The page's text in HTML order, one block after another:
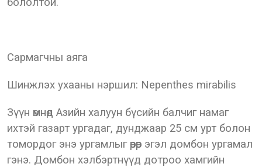
Сармагчны аяга
Шинжлэх ухааны нэршил: Nepenthes mirabilis
Зүүн өмнөд Азийн халуун бүсийн балчиг намаг
ихтэй газарт ургадаг, дунджаар 25 см урт болон
томордог энэ ургамлыг өөрөөр эгэл домбон ургамал
гэнэ. Домбон хэлбэртнүүд дотроо хамгийн